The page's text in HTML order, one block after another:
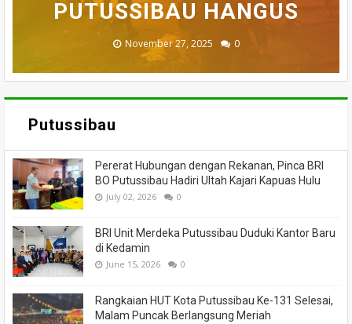
MENINGGAL DUNIA
July 05, 2026 0
PUTUSSIBAU HANGUS
November 27, 2025 0
BADAU BERI BANTUAN
March 26, 2025 0
DILALAP API
March 13, 2025 0
MASSA
February 18, 2025 0
Putussibau
Pererat Hubungan dengan Rekanan, Pinca BRI
BO Putussibau Hadiri Ultah Kajari Kapuas Hulu
July 02, 2026 0
BRI Unit Merdeka Putussibau Duduki Kantor Baru
di Kedamin
June 15, 2026 0
Rangkaian HUT Kota Putussibau Ke-131 Selesai,
Malam Puncak Berlangsung Meriah